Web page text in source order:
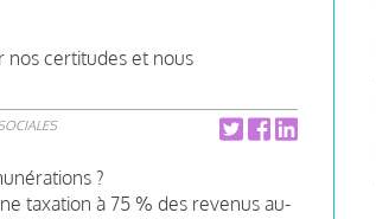
nos certitudes et nous
?
taxation à 75 % des revenus au-